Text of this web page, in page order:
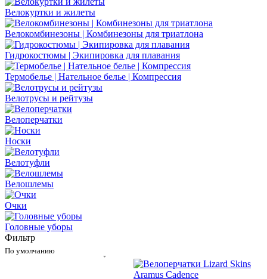
Велокуртки и жилеты
Велокомбинезоны | Комбинезоны для триатлона
Гидрокостюмы | Экипировка для плавания
Термобелье | Нательное белье | Компрессия
Велотрусы и рейтузы
Велоперчатки
Носки
Велотуфли
Велошлемы
Очки
Головные уборы
Фильтр
По умолчанию